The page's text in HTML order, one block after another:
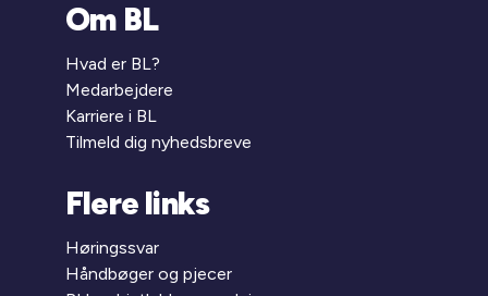
Om BL
Hvad er BL?
Medarbejdere
Karriere i BL
Tilmeld dig nyhedsbreve
Flere links
Høringssvar
Håndbøger og pjecer